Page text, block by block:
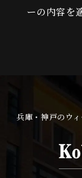
ーの内容を
兵庫・神戸のウ